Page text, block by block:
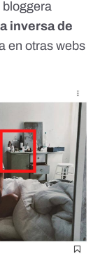
bloggera
inversa de
en otras webs